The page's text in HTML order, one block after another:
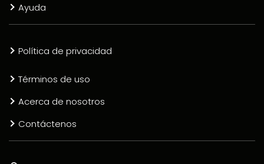
Ayuda
Política de privacidad
Términos de uso
Acerca de nosotros
Contáctenos